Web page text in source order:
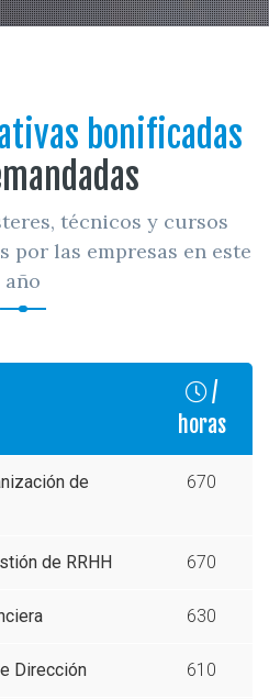
bonificadas
técnicos y cursos
por las empresas en este
año
/
horas
de
670
de RRHH 670
630
Dirección 610